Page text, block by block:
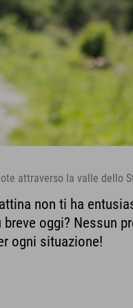
attraverso la valle dello
non ti ha
oggi? Nessun
ogni situazione!